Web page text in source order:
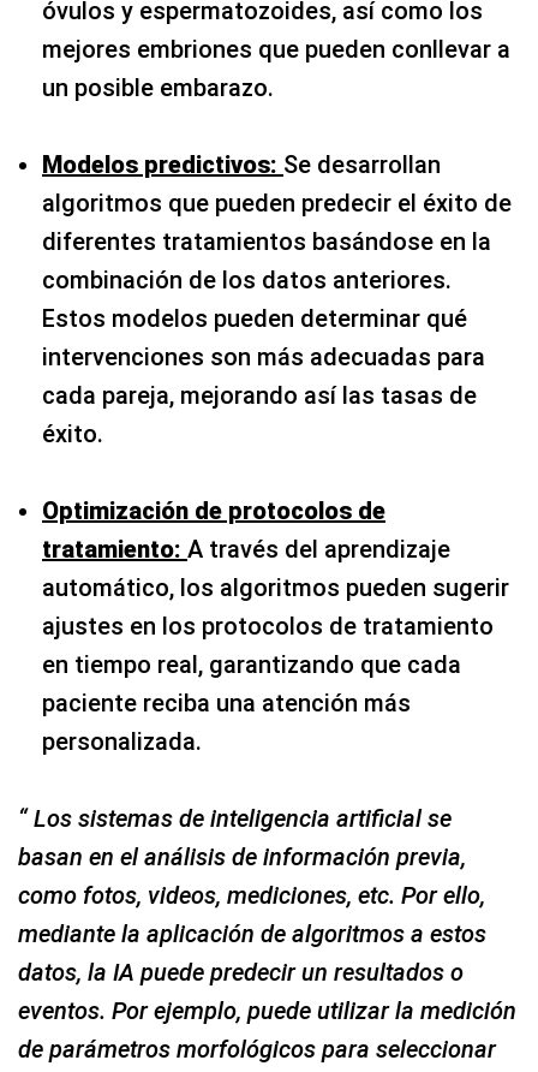
óvulos y espermatozoides, así como los
mejores embriones que pueden conllevar a
un posible embarazo.
Modelos predictivos: Se desarrollan
algoritmos que pueden predecir el éxito de
diferentes tratamientos basándose en la
combinación de los datos anteriores.
Estos modelos pueden determinar qué
intervenciones son más adecuadas para
cada pareja, mejorando así las tasas de
éxito.
Optimización de protocolos de
tratamiento: A través del aprendizaje
automático, los algoritmos pueden sugerir
ajustes en los protocolos de tratamiento
en tiempo real, garantizando que cada
paciente reciba una atención más
personalizada.
“ Los sistemas de inteligencia artificial se
basan en el análisis de información previa,
como fotos, videos, mediciones, etc. Por ello,
mediante la aplicación de algoritmos a estos
datos, la IA puede predecir un resultados o
eventos. Por ejemplo, puede utilizar la medición
de parámetros morfológicos para seleccionar